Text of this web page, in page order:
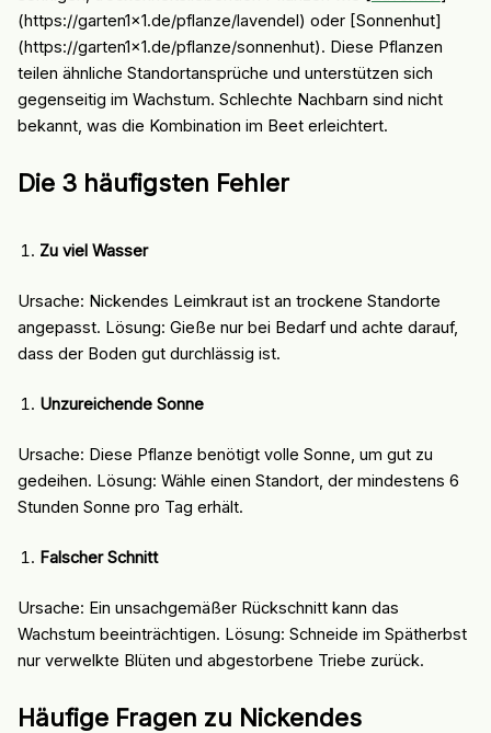
(https://garten1x1.de/pflanze/lavendel) oder [Sonnenhut]
(https://garten1x1.de/pflanze/sonnenhut). Diese Pflanzen
teilen ähnliche Standortansprüche und unterstützen sich
gegenseitig im Wachstum. Schlechte Nachbarn sind nicht
bekannt, was die Kombination im Beet erleichtert.
Die 3 häufigsten Fehler
Zu viel Wasser
Ursache: Nickendes Leimkraut ist an trockene Standorte
angepasst. Lösung: Gieße nur bei Bedarf und achte darauf,
dass der Boden gut durchlässig ist.
Unzureichende Sonne
Ursache: Diese Pflanze benötigt volle Sonne, um gut zu
gedeihen. Lösung: Wähle einen Standort, der mindestens 6
Stunden Sonne pro Tag erhält.
Falscher Schnitt
Ursache: Ein unsachgemäßer Rückschnitt kann das
Wachstum beeinträchtigen. Lösung: Schneide im Spätherbst
nur verwelkte Blüten und abgestorbene Triebe zurück.
Häufige Fragen zu Nickendes